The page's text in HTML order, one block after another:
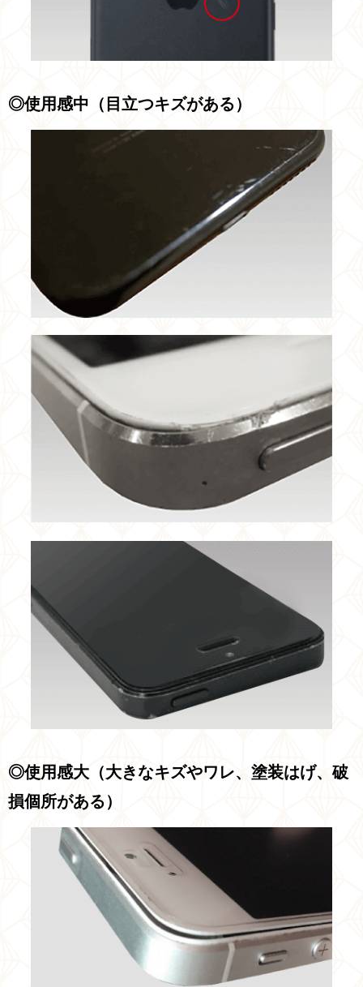
◎使用感中（目立つキズがある）
◎使用感大（大きなキズやワレ、塗装はげ、破
損個所がある）